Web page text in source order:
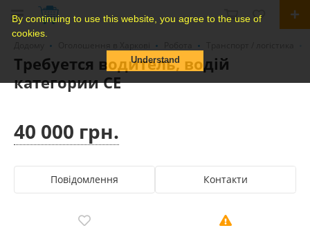
By continuing to use this website, you agree to the use of
cookies.
Understand
Требуется водитель, водій
категории СЕ
40 000 грн.
Повідомлення Контакти